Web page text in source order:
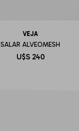
VEJA
SALAR ALVEOMESH
U$S 240